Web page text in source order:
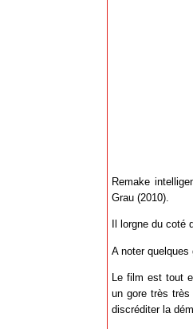
Remake
Grau (2010).
Il lorgne du coté
A noter quelques
Le film est tout
un gore très
discréditer la